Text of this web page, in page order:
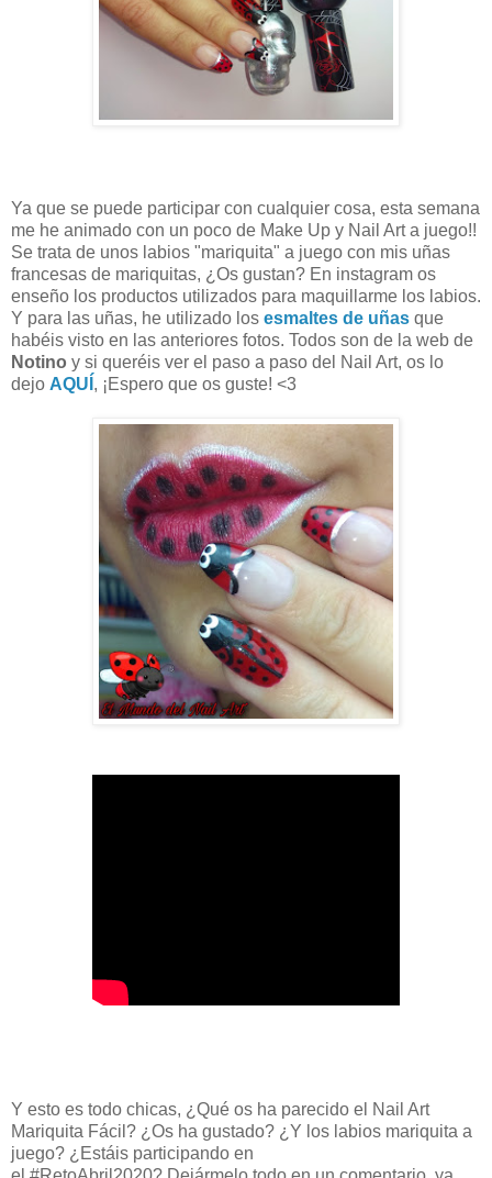
Ya que se puede participar con cualquier cosa, esta semana
me he animado con un poco de Make Up y Nail Art a juego!!
Se trata de unos labios "mariquita" a juego con mis uñas
francesas de mariquitas, ¿Os gustan? En instagram os
enseño los productos utilizados para maquillarme los labios.
Y para las uñas, he utilizado los esmaltes de uñas que
habéis visto en las anteriores fotos. Todos son de la web de
Notino y si queréis ver el paso a paso del Nail Art, os lo
dejo AQUÍ , ¡Espero que os guste! <3
Y esto es todo chicas, ¿Qué os ha parecido el Nail Art
Mariquita Fácil? ¿Os ha gustado? ¿Y los labios mariquita a
juego? ¿Estáis participando en